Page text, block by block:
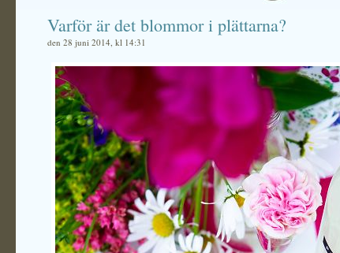
Varför är det blommor i plättarna?
den 28 juni 2014, kl 14:31